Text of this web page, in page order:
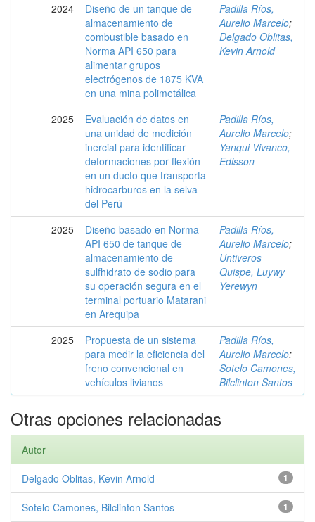
2024
Diseño de un tanque de
almacenamiento de
combustible basado en
Norma API 650 para
alimentar grupos
electrógenos de 1875 KVA
en una mina polimetálica
Padilla Ríos,
Aurelio Marcelo;
Delgado Oblitas,
Kevin Arnold
2025
Evaluación de datos en
una unidad de medición
inercial para identificar
deformaciones por flexión
en un ducto que transporta
hidrocarburos en la selva
del Perú
Padilla Ríos,
Aurelio Marcelo;
Yanqui Vivanco,
Edisson
2025
Diseño basado en Norma
API 650 de tanque de
almacenamiento de
sulfhidrato de sodio para
su operación segura en el
terminal portuario Matarani
en Arequipa
Padilla Ríos,
Aurelio Marcelo;
Untiveros
Quispe, Luywy
Yerewyn
2025
Propuesta de un sistema
para medir la eficiencia del
freno convencional en
vehículos livianos
Padilla Ríos,
Aurelio Marcelo;
Sotelo Camones,
Bilclinton Santos
Otras opciones relacionadas
Autor
1
Delgado Oblitas, Kevin Arnold
1
Sotelo Camones, Bilclinton Santos